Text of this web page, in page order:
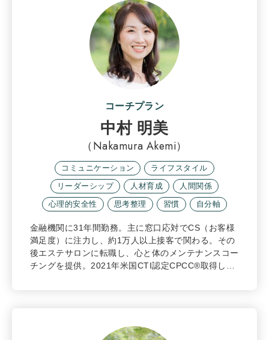
コーチプラン
中村 明美
（Nakamura Akemi）
コミュニケーション
ライフスタイル
リーダーシップ
人材育成
人間関係
心理的安全性
思考整理 習慣 自分軸
金融機関に31年間勤務。主に窓口応対でCS（お客様
満足度）に注力し、約1万人以上接客で関わる。その
後エステサロンに転職し、心と体のメンテナンスコー
チングを提供。2021年米国CTI認定CPCC®取得し…